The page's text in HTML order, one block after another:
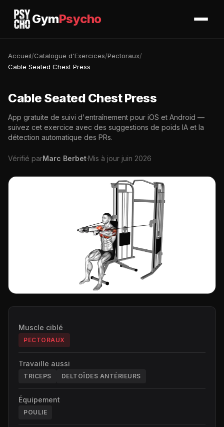
GymPsycho
Accueil/Catalogue d'Exercices/Pectoraux/
Cable Seated Chest Press
Cable Seated Chest Press
App gratuite de suivi d'entraînement pour iOS et Android —
suivez cet exercice avec des suggestions de poids IA et la
détection automatique des PRs.
Vérifié parMarc Berbet·Mis à jour juin 2026
Muscle ciblé
PECTORAUX
Travaille aussi
TRICEPS DELTOÏDES ANTÉRIEURS
Équipement
POULIE